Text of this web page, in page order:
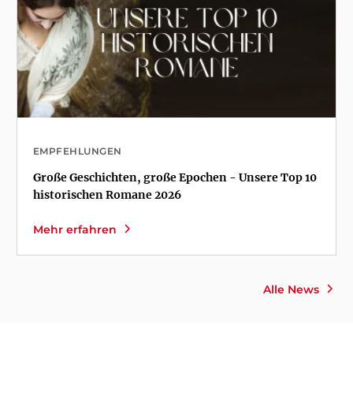
Alle News
EMPFEHLUNGEN
Große Geschichten, große Epochen - Unsere Top 10
historischen Romane 2026
Mehr erfahren